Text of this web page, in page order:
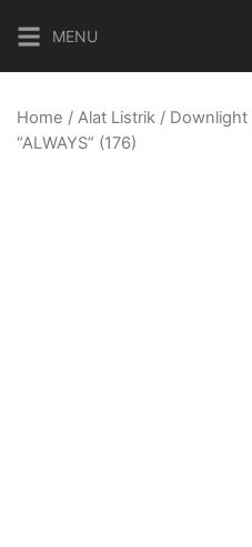
content
MENU
Home / Alat Listrik / Downlight
“ALWAYS” (176)